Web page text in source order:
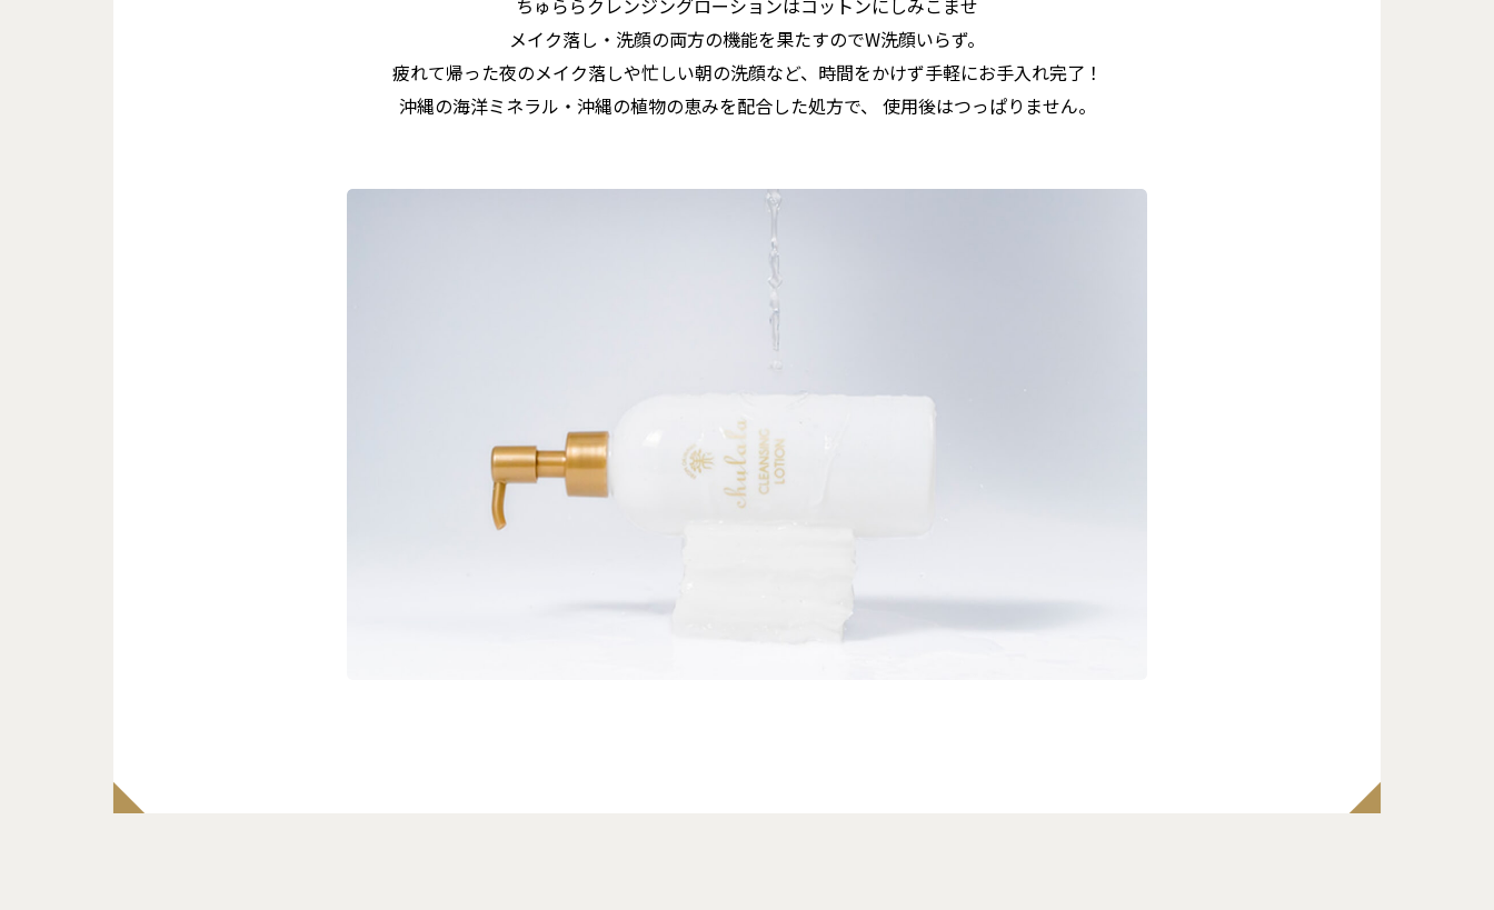
メイク落し・洗顔の両方の機能を果たすのでW洗顔いらず。
疲れて帰った夜のメイク落しや忙しい朝の洗顔など、時間をかけず手軽にお手入れ完了！
沖縄の海洋ミネラル・沖縄の植物の恵みを配合した処方で、 使用後はつっぱりません。